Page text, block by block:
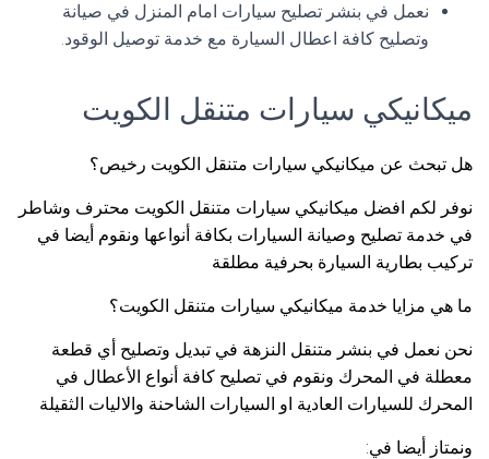
نعمل في بنشر تصليح سيارات امام المنزل في صيانة
وتصليح كافة اعطال السيارة مع خدمة توصيل الوقود.
ميكانيكي سيارات متنقل الكويت
هل تبحث عن ميكانيكي سيارات متنقل الكويت رخيص؟
نوفر لكم افضل ميكانيكي سيارات متنقل الكويت محترف وشاطر
في خدمة تصليح وصيانة السيارات بكافة أنواعها ونقوم أيضا في
تركيب بطارية السيارة بحرفية مطلقة
ما هي مزايا خدمة ميكانيكي سيارات متنقل الكويت؟
نحن نعمل في بنشر متنقل النزهة في تبديل وتصليح أي قطعة
معطلة في المحرك ونقوم في تصليح كافة أنواع الأعطال في
المحرك للسيارات العادية او السيارات الشاحنة والاليات الثقيلة
ونمتاز أيضا في: